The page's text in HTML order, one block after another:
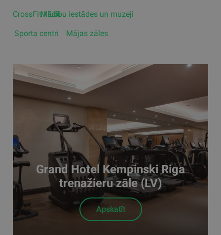
CrossFit klubi
Sporta centri
Mācību iestādes un muzeji
Mājas zāles
Grand Hotel Kempinski Riga
trenažieru zāle (LV)
Apskatīt